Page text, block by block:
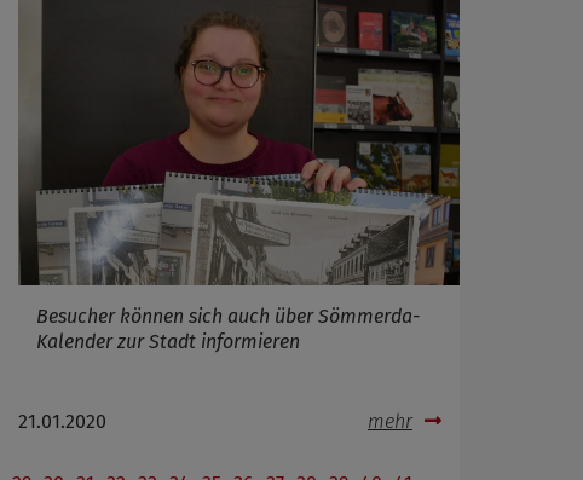
Besucher können sich auch über Sömmerda-
Kalender zur Stadt informieren
21.01.2020 mehr